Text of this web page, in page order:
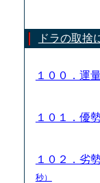
ドラの取捨
１００．運
１０１．優
１０２．劣
秒）